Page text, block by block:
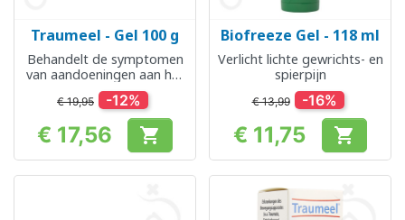
Traumeel - Gel 100 g
Behandelt de symptomen
van aandoeningen aan het
bewegingsapparaat
€ 19,95 -12%
Prijs
€ 17,56 
Biofreeze Gel - 118 ml
Verlicht lichte gewrichts- en
spierpijn
€ 13,99 -16%
Prijs
€ 11,75 